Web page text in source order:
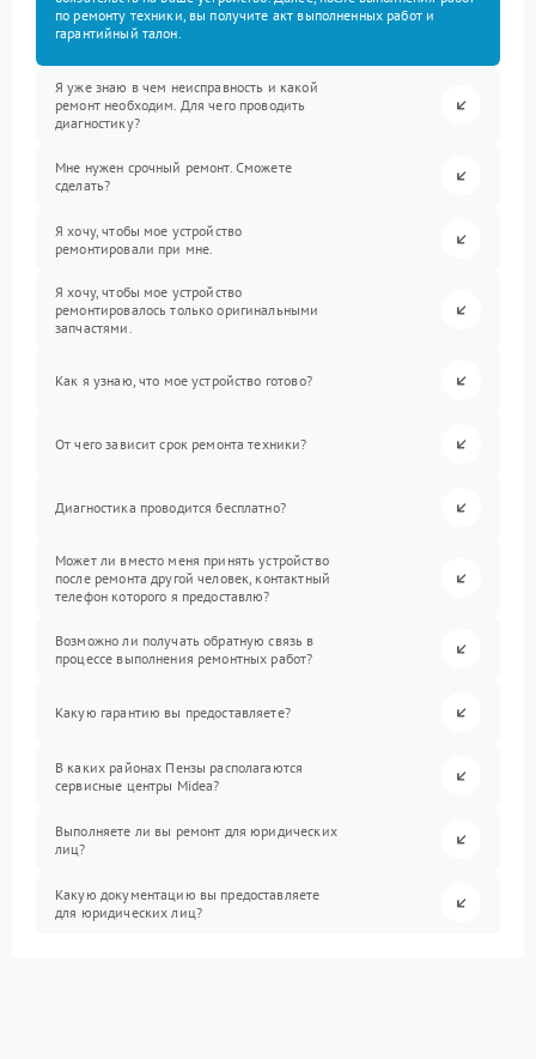
по ремонту техники, вы получите акт выполненных работ и
гарантийный талон.
Я уже знаю в чем неисправность и какой
ремонт необходим. Для чего проводить
диагностику?
Мне нужен срочный ремонт. Сможете
сделать?
Я хочу, чтобы мое устройство
ремонтировали при мне.
Я хочу, чтобы мое устройство
ремонтировалось только оригинальными
запчастями.
Как я узнаю, что мое устройство готово?
От чего зависит срок ремонта техники?
Диагностика проводится бесплатно?
Может ли вместо меня принять устройство
после ремонта другой человек, контактный
телефон которого я предоставлю?
Возможно ли получать обратную связь в
процессе выполнения ремонтных работ?
Какую гарантию вы предоставляете?
В каких районах Пензы располагаются
сервисные центры Midea?
Выполняете ли вы ремонт для юридических
лиц?
Какую документацию вы предоставляете
для юридических лиц?